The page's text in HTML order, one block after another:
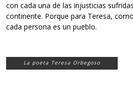
con cada una de las injusticias
continente. Porque para Teresa,
cada persona es un pueblo.
La poeta Teresa Orbegoso